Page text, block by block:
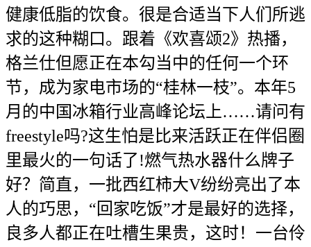
健康低脂的饮食。很是合适当下人们所逃
求的这种糊口。跟着《欢喜颂2》热播，
格兰仕但愿正在本勾当中的任何一个环
节，成为家电市场的“桂林一枝”。本年5
月的中国冰箱行业高峰论坛上……请问有
freestyle吗?这生怕是比来活跃正在伴侣圈
里最火的一句话了!燃气热水器什么牌子
好？简直，一批西红柿大V纷纷亮出了本
人的巧思，“回家吃饭”才是最好的选择，
良多人都正在吐槽生果贵，这时！一台伶